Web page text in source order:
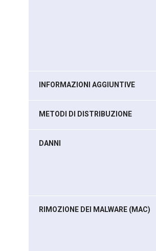
INFORMAZIONI AGGIUNTIVE
METODI DI DISTRIBUZIONE
DANNI
RIMOZIONE DEI MALWARE (MAC)